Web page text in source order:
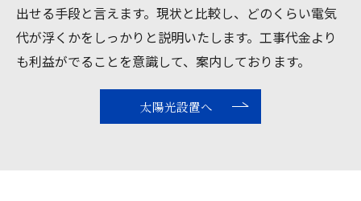
出せる手段と言えます。現状と比較し、どのくらい電気
代が浮くかをしっかりと説明いたします。工事代金より
も利益がでることを意識して、案内しております。
太陽光設置へ